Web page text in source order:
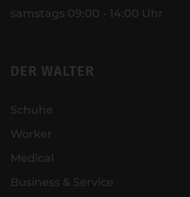
samstags 09:00 - 14:00 Uhr
DER WALTER
Schuhe
Worker
Medical
Business & Service